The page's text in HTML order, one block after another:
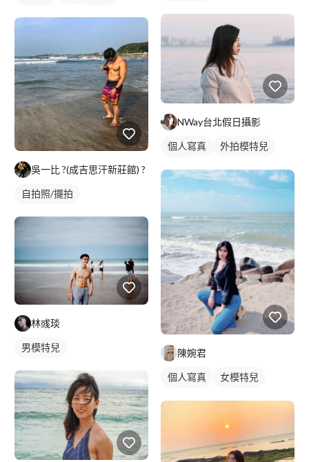
類婚紗
吳一比 ?(成吉思汗新莊館) ?
自拍照/擺拍
林彧琰
男模特兒
NWay台北假日攝影
個人寫真
外拍模特兒
陳婉君
個人寫真
女模特兒